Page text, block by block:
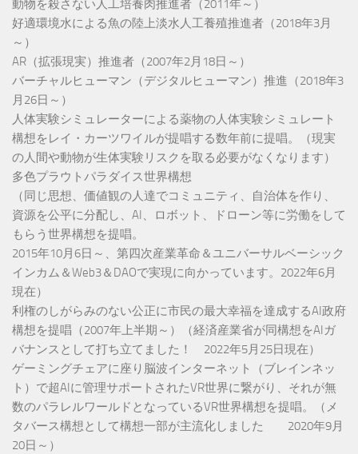
動物を殺さない人工培養肉推進者（2011年～）
好適環境水による魚の陸上淡水人工養殖推進者（2018年3月
～）
AR（拡張現実）推進者（2007年2月18日～）
バーチャルヒューマン（デジタルヒューマン）推進（2018年3
月26日～）
人体実験シミュレーターによる薬物の人体実験シミュレート
構想をレイ・カーツワイルが提唱する数年前に提唱。（現実
の人間や動物が生体実験リスクを取る必要がなくなります）
多色プラウトパラダイス世界構想
（同じ思想、価値観の人達でコミュニティ、自治体を作り、
資源を公平に分配し、AI、ロボット、ドローン等に労働をして
もらう世界構想を提唱。
2015年10月6日～、第四次産業革命＆ユニバーサルベーシック
インカム＆Web3＆DAOで実現に向かっています。2022年6月
現在）
利権のしがらみのない公正に市民の最大幸福を達成するAI政府
構想を提唱（2007年上半期～）（経済産業省が同構想をAIガ
バナンスとして打ち立てました！ 2022年5月25日現在）
ゲーミングチェアに座り脳波インターネット（ブレインネッ
ト）で超AIに管理サポートされたVR世界に繋がり、それが無
数のパラレルワールドとなっているVR世界構想を提唱。（メ
タバース構想として構想一部が主流化しました 2020年9月
20日～）